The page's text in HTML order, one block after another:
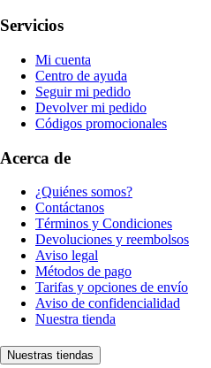
Servicios
Mi cuenta
Centro de ayuda
Seguir mi pedido
Devolver mi pedido
Códigos promocionales
Acerca de
¿Quiénes somos?
Contáctanos
Términos y Condiciones
Devoluciones y reembolsos
Aviso legal
Métodos de pago
Tarifas y opciones de envío
Aviso de confidencialidad
Nuestra tienda
Nuestras tiendas